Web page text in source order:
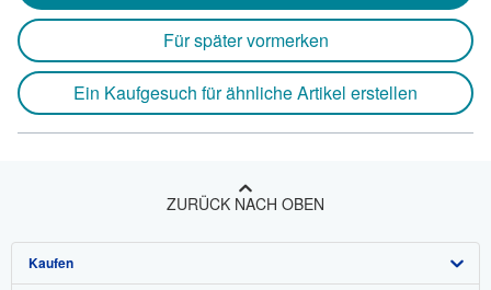
Für später vormerken
Ein Kaufgesuch für ähnliche Artikel erstellen
ZURÜCK NACH OBEN
Kaufen